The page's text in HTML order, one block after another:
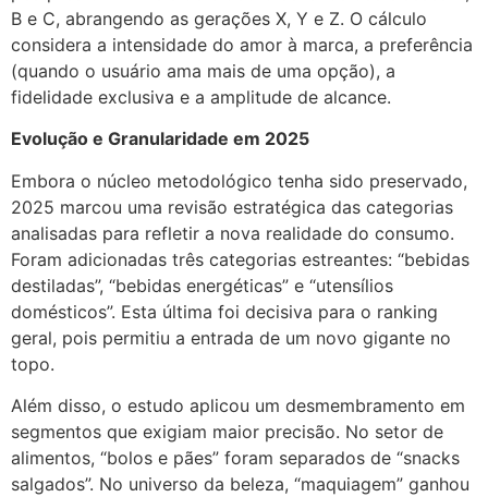
B e C, abrangendo as gerações X, Y e Z. O cálculo
considera a intensidade do amor à marca, a preferência
(quando o usuário ama mais de uma opção), a
fidelidade exclusiva e a amplitude de alcance.
Evolução e Granularidade em 2025
Embora o núcleo metodológico tenha sido preservado,
2025 marcou uma revisão estratégica das categorias
analisadas para refletir a nova realidade do consumo.
Foram adicionadas três categorias estreantes: “bebidas
destiladas”, “bebidas energéticas” e “utensílios
domésticos”. Esta última foi decisiva para o ranking
geral, pois permitiu a entrada de um novo gigante no
topo.
Além disso, o estudo aplicou um desmembramento em
segmentos que exigiam maior precisão. No setor de
alimentos, “bolos e pães” foram separados de “snacks
salgados”. No universo da beleza, “maquiagem” ganhou